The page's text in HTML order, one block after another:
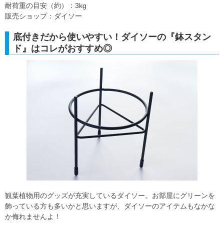
耐荷重の目安（約）：3kg
販売ショップ：ダイソー
底付きだから使いやすい！ダイソーの『鉢スタン
ド』はコレがおすすめ◎
観葉植物用のグッズが充実しているダイソー。お部屋にグリーンを
飾っている方も多いかと思いますが、ダイソーのアイテムもなかな
か侮れませんよ！